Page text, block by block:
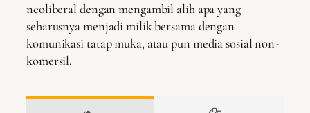
neoliberal dengan mengambil alih apa yang
seharusnya menjadi milik bersama dengan
komunikasi tatap muka, atau pun media sosial non-
komersil.